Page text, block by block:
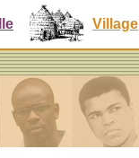
Village